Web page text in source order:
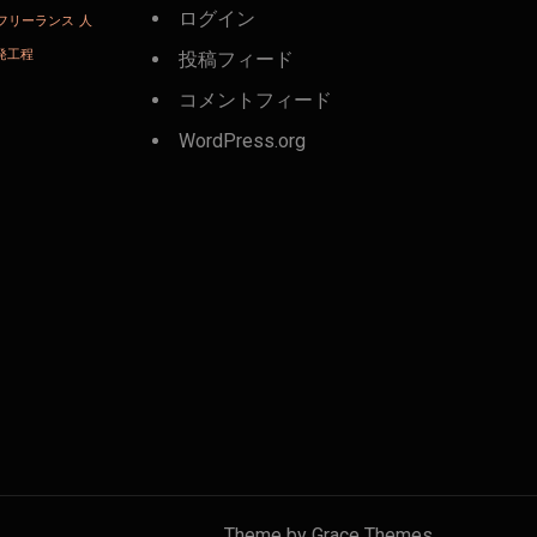
リーランス 人
工程
ログイン
投稿フィード
コメントフィード
WordPress.org